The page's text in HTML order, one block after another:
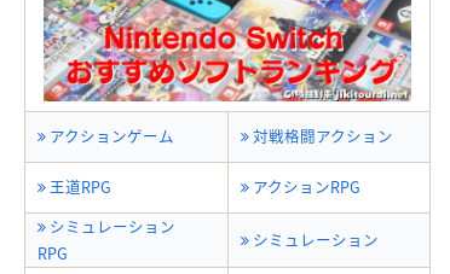
アクションゲーム 対戦格闘アクション
王道RPG
アクションRPG
シミュレーション
RPG
シミュレーション